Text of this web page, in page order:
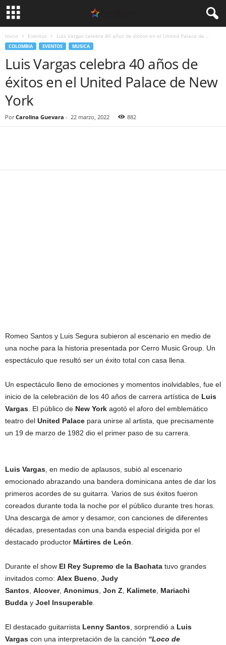
Inicio Eventos Luis Vargas celebra 40 años de éxitos en el United Palace de...
COLOMBIA EVENTOS MUSICA
Luis Vargas celebra 40 años de
éxitos en el United Palace de New
York
Por Carolina Guevara - 22 marzo, 2022 882
Romeo Santos y Luis Segura subieron al escenario en medio de
una noche para la historia presentada por Cerro Music Group. Un
espectáculo que resultó ser un éxito total con casa llena.
Un espectáculo lleno de emociones y momentos inolvidables, fue el
inicio de la celebración de los 40 años de carrera artística de Luis
Vargas. El público de New York agotó el aforo del emblemático
teatro del United Palace para unirse al artista, que precisamente
un 19 de marzo de 1982 dio el primer paso de su carrera.
Luis Vargas, en medio de aplausos, subió al escenario
emocionado abrazando una bandera dominicana antes de dar los
primeros acordes de su guitarra. Varios de sus éxitos fueron
coreados durante toda la noche por el público durante tres horas.
Una descarga de amor y desamor, con canciones de diferentes
décadas, presentadas con una banda especial dirigida por el
destacado productor Mártires de León.
Durante el show El Rey Supremo de la Bachata tuvo grandes
invitados como: Alex Bueno, Judy
Santos, Alcover, Anonimus, Jon Z, Kalimete, Mariachi
Budda y Joel Insuperable.
El destacado guitarrista Lenny Santos, sorprendió a Luis
Vargas con una interpretación de la canción “Loco de